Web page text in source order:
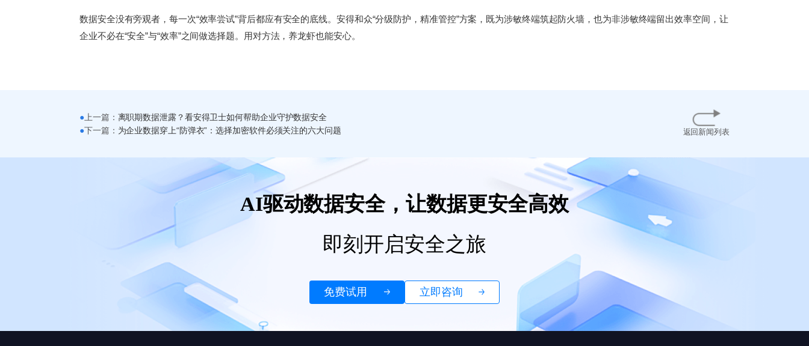
数据安全没有旁观者，每一次“效率尝试”背后都应有安全的底线。安得和众“分级防护，精准管控”方案，既为涉敏终端筑起防火墙，也为非涉敏终端留出效率空间，让
企业不必在“安全”与“效率”之间做选择题。用对方法，养龙虾也能安心。
●上一篇： 离职期数据泄露？看安得卫士如何帮助企业守护数据安全
●下一篇： 为企业数据穿上“防弹衣”：选择加密软件必须关注的六大问题 返回新闻列表
AI驱动数据安全，让数据更安全高效
即刻开启安全之旅
免费试用 立即咨询